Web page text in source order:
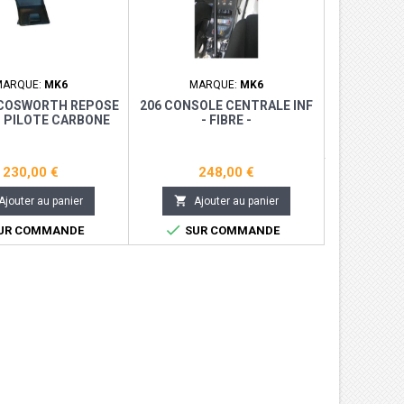
MK6
REPOSE
PILOTE CARBONE
230,00 €
au panier
COMMANDE
MARQUE: MK6
206 CONSOLE CENTRALE INF
- FIBRE -
248,00 €
 Ajouter au panier
 SUR COMMANDE